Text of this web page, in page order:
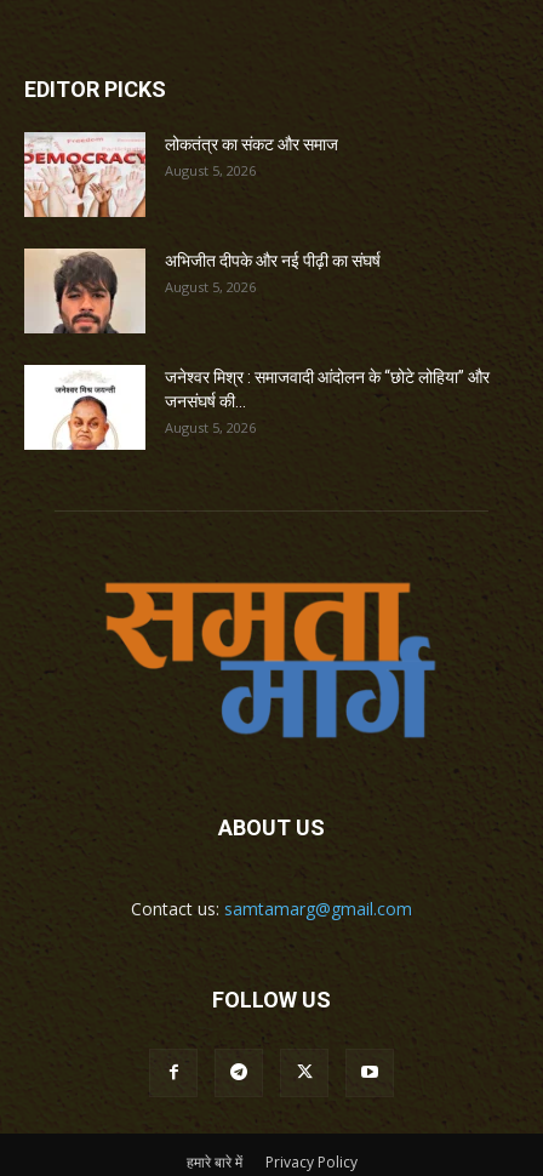
EDITOR PICKS
लोकतंत्र का संकट और समाज
August 5, 2026
अभिजीत दीपके और नई पीढ़ी का संघर्ष
August 5, 2026
जनेश्वर मिश्र : समाजवादी आंदोलन के “छोटे लोहिया” और
जनसंघर्ष की...
August 5, 2026
ABOUT US
Contact us: samtamarg@gmail.com
FOLLOW US
हमारे बारे में Privacy Policy